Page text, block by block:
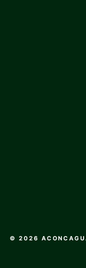
© 2026